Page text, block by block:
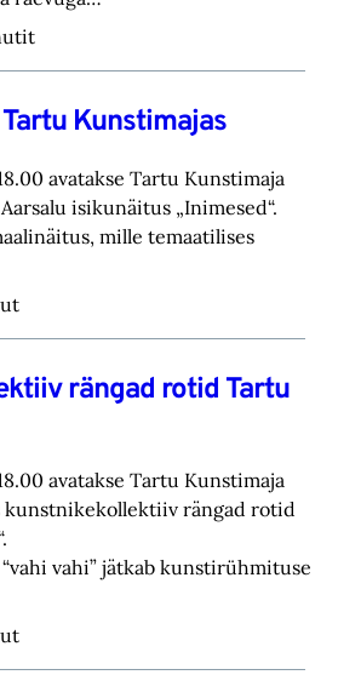
Kunstimajas
avatakse Tartu Kunstimaja
isikunäitus „Inimesed“.
mille temaatilises
rängad rotid Tartu
avatakse Tartu Kunstimaja
kunstnikekollektiiv rängad rotid
vahi” jätkab kunstirühmituse